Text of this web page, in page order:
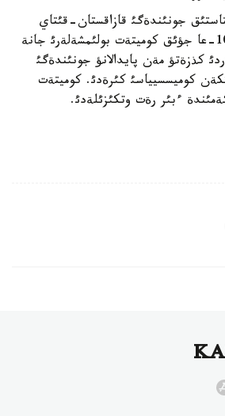
جونئندةگئ قازاقستان-قئتاي
كوميتةتئنئث قذرامئنا 10-عا جؤئق كوميتةت بولئمشةلةرئ جانة
كذزةتؤ مةن پايدالانؤ جونئندةگئ
كوميسسيياسئ كئرةدئ. كوميتةت
ءبئر رةت وتكئزئلةدئ.